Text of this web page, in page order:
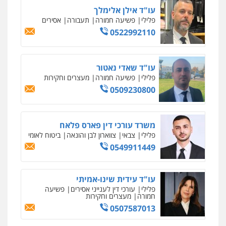
0505555110
עו"ד משה פלמור
פלילי כלכלי צווארון לבן עורכי דין לענייני
0549732303
סלימאן אבו שעירה – משרד עורכי דין
פלילי בטחוני צבאי נזיקין
0547780927
עו"ד אסף גונן
פלילי פשע חמור תעבורה צבא מעצרים
וחקירות
0542255161
גל דהן – משרד עורך דין פלילי